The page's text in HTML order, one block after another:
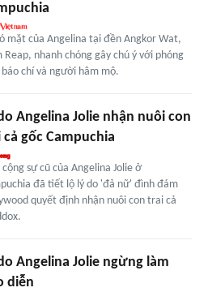
mặt của Angelina tại đền Angkor Wat,
Reap, nhanh chóng gây chú ý với phóng
chí và người hâm mộ.
Angelina Jolie nhận nuôi con
cả gốc Campuchia
sự cũ của Angelina Jolie ở
đã tiết lộ lý do 'đả nữ' đình đám
quyết định nhận nuôi con trai cả
Angelina Jolie ngừng làm
diễn